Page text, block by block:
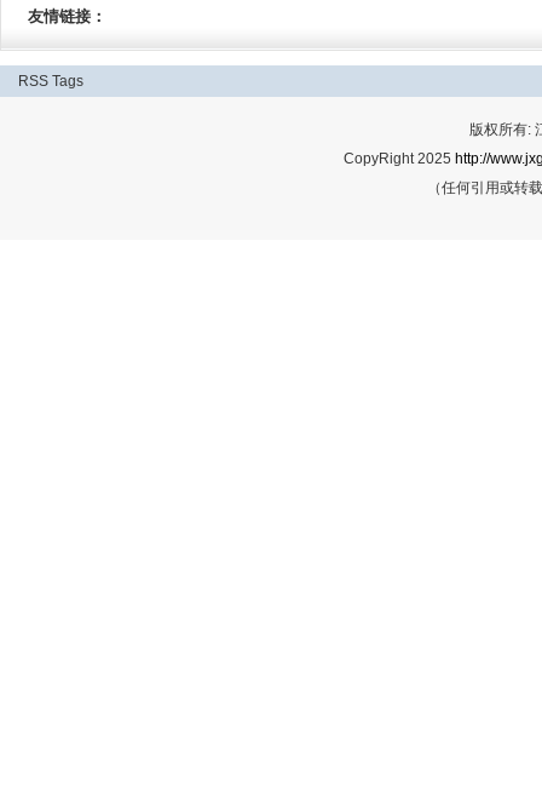
友情链接：
RSS Tags
版权所有:
CopyRight 2025 http://
（任何引用或转